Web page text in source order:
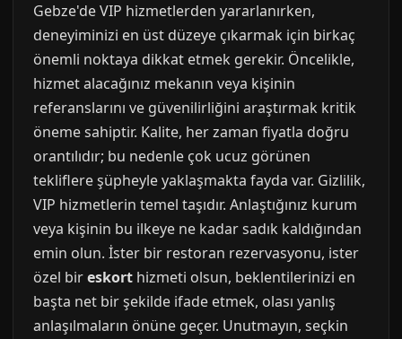
Gebze'de VIP hizmetlerden yararlanırken,
deneyiminizi en üst düzeye çıkarmak için birkaç
önemli noktaya dikkat etmek gerekir. Öncelikle,
hizmet alacağınız mekanın veya kişinin
referanslarını ve güvenilirliğini araştırmak kritik
öneme sahiptir. Kalite, her zaman fiyatla doğru
orantılıdır; bu nedenle çok ucuz görünen
tekliflere şüpheyle yaklaşmakta fayda var. Gizlilik,
VIP hizmetlerin temel taşıdır. Anlaştığınız kurum
veya kişinin bu ilkeye ne kadar sadık kaldığından
emin olun. İster bir restoran rezervasyonu, ister
özel bireskort hizmeti olsun, beklentilerinizi en
başta net bir şekilde ifade etmek, olası yanlış
anlaşılmaların önüne geçer. Unutmayın, seçkin